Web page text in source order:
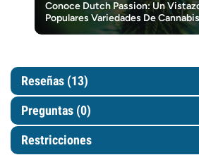
Conoce Dutch Passion: Un
Populares Variedades De Cannabis
Reseñas (13)
Preguntas (0)
Restricciones